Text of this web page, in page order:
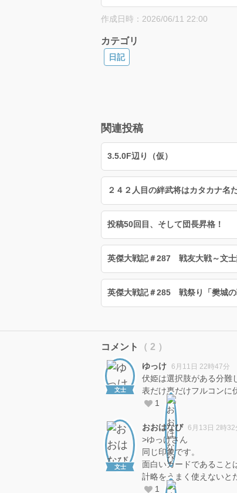
作成日時：2026/06/11 22:00
カテゴリ
日記
関連投稿
3.5.0F辺り（仮）
投稿50回目、そして団長昇格！
英傑大戦記＃287 戦友大戦～文
英傑大戦記＃285 戦祭り「樊城
コメント （ 2 ）
文士
ゆっけ 6月11日 22時47分
伏姫は選択肢がある分難
表だけ裏だけフルコンに
1
文士
おおはなび 6月13日 2時32
>ゆっけさん
同じ印象です。
面白いカードであること
計略をうまく使えないと
1